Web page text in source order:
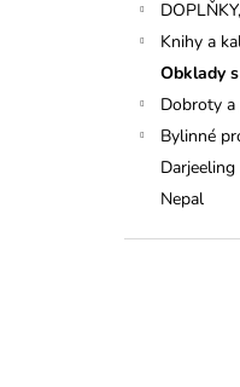
Knihy a
Obklady
Dobroty
Bylinné
Darjeeling
Nepal